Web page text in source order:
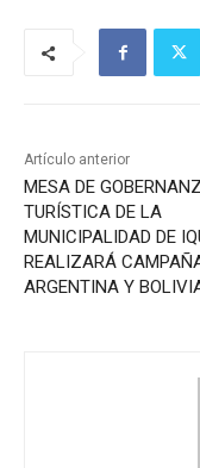
Artículo anterior
MESA DE
TURÍSTICA DE LA
MUNICIPALIDAD DE
REALIZARÁ
ARGENTINA Y